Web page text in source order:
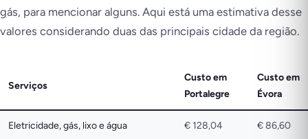
gás, para mencionar alguns. Aqui está uma estimativa desse
valores considerando duas das principais cidade da região.
Serviços
Custo em
Portalegre
Custo em
Évora
Eletricidade, gás, lixo e água € 128,04 € 86,60